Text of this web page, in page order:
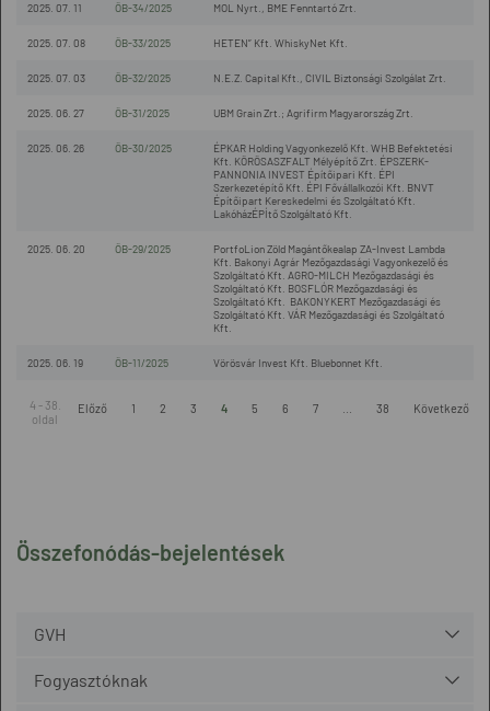
Összefonódás-bejelentések
GVH
Fogyasztóknak
2025. 07. 11 ÖB-34/2025 MOL Nyrt., BME Fenntartó Zrt.
2025. 07. 08 ÖB-33/2025 HETEN” Kft. WhiskyNet Kft.
2025. 07. 03 ÖB-32/2025 N.E.Z. Capital Kft., CIVIL Biztonsági Szolgálat Zrt.
2025. 06. 27 ÖB-31/2025 UBM Grain Zrt.; Agrifirm Magyarország Zrt.
2025. 06. 26 ÖB-30/2025
ÉPKAR Holding Vagyonkezelő Kft. WHB Befektetési
Kft. KÖRÖSASZFALT Mélyépítő Zrt. ÉPSZERK-
PANNONIA INVEST Építőipari Kft. ÉPI
Szerkezetépítő Kft. ÉPI Fővállalkozói Kft. BNVT
Építőipart Kereskedelmi és Szolgáltató Kft.
LakóházÉPÍtő Szolgáltató Kft.
2025. 06. 20 ÖB-29/2025
PortfoLion Zöld Magántőkealap ZA-Invest Lambda
Kft. Bakonyi Agrár Mezőgazdasági Vagyonkezelő és
Szolgáltató Kft. AGRO-MILCH Mezőgazdasági és
Szolgáltató Kft. BOSFLÓR Mezőgazdasági és
Szolgáltató Kft. BAKONYKERT Mezőgazdasági és
Szolgáltató Kft. VÁR Mezőgazdasági és Szolgáltató
Kft.
2025. 06. 19 ÖB-11/2025 Vörösvár Invest Kft. Bluebonnet Kft.
4 - 38.
oldal
Előző 1 2 3 4 5 6 7 38 Következő